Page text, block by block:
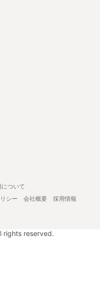
ついて
シー 会社概要
採用情報
rights reserved.